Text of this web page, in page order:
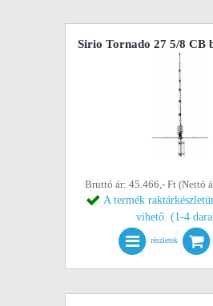
Sirio Tornado 27 5/8 CB
Bruttó ár: 45.466,- Ft (Nettó
A termék
vihető. (1-4
részletek